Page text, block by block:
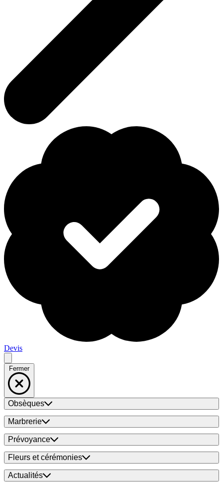
Devis
Fermer
Obsèques
Marbrerie
Prévoyance
Fleurs et cérémonies
Actualités